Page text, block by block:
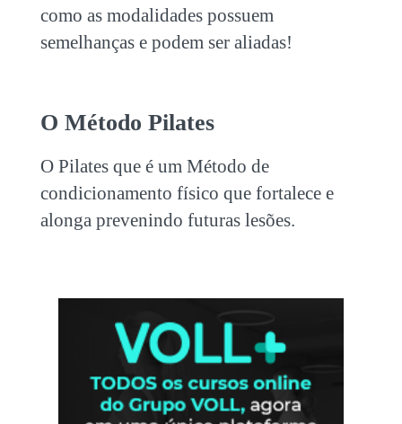
como as modalidades possuem
semelhanças e podem ser aliadas!
O Método Pilates
O Pilates que é um Método de
condicionamento físico que fortalece e
alonga prevenindo futuras lesões.